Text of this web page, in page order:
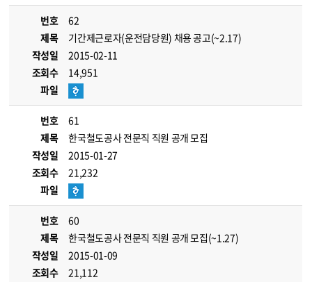
번호
62
제목
기간제근로자(운전담당원) 채용 공고(~2.17)
작성일
2015-02-11
조회수
14,951
파일
번호
61
제목
한국철도공사 전문직 직원 공개 모집
작성일
2015-01-27
조회수
21,232
파일
번호
60
제목
한국철도공사 전문직 직원 공개 모집(~1.27)
작성일
2015-01-09
조회수
21,112